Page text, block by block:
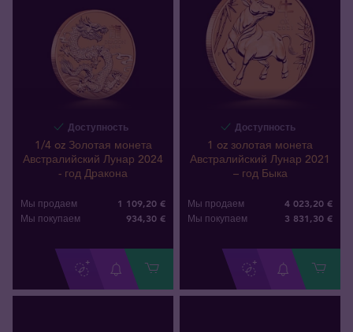
Доступность
1/4 oz Золотая монета
Австралийский Лунар 2024
- год Дракона
Мы продаем 1 109,20 €
Мы покупаем 934,30 €
Доступность
1 oz золотая монета
Австралийский Лунар 2021
– год Быка
Мы продаем 4 023,20 €
Мы покупаем 3 831,30 €